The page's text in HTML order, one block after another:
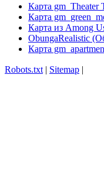
Карта gm_Theater
Карта
Карта из Among
ObungaRealistic
Карта
Robots.txt | Sitemap |